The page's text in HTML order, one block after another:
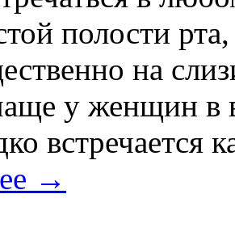
полости
на
у женщин в
встречается
→